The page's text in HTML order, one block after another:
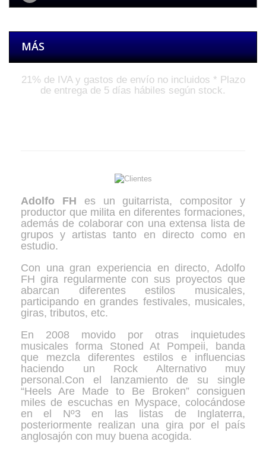
MÁS
21% de IVA y gastos de envío no incluidos * Plazo
de entrega de 5 días hábiles según stock.
Adolfo FH es un guitarrista, compositor y
productor que milita en diferentes formaciones,
además de colaborar con una extensa lista de
grupos y artistas tanto en directo como en
estudio.
Con una gran experiencia en directo, Adolfo
FH gira regularmente con sus proyectos que
abarcan diferentes estilos musicales,
participando en grandes festivales, musicales,
giras, tributos, etc.
En 2008 movido por otras inquietudes
musicales forma Stoned At Pompeii, banda
que mezcla diferentes estilos e influencias
haciendo un Rock Alternativo muy
personal.Con el lanzamiento de su single
“Heels Are Made to Be Broken” consiguen
miles de escuchas en Myspace, colocándose
en el Nº3 en las listas de Inglaterra,
posteriormente realizan una gira por el país
anglosajón con muy buena acogida.